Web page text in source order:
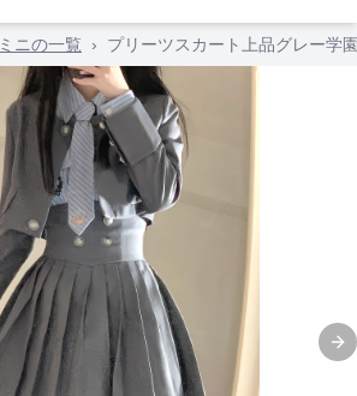
ミニの一覧 › プリーツスカート上品グレー学